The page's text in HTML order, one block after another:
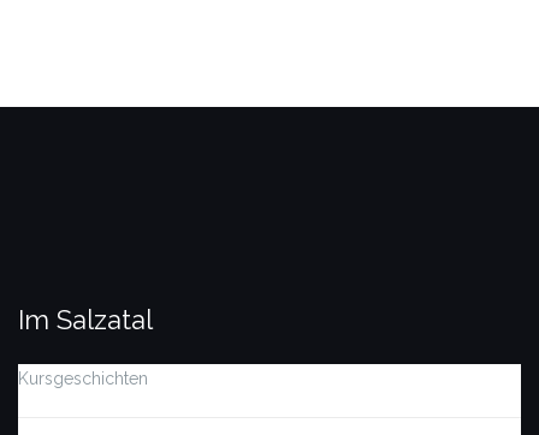
Im Salzatal
Kursgeschichten